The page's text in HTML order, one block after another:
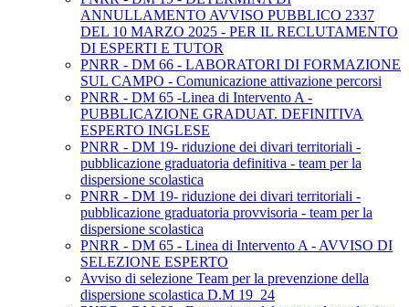
ANNULLAMENTO AVVISO PUBBLICO 2337
DEL 10 MARZO 2025 - PER IL RECLUTAMENTO
DI ESPERTI E TUTOR
PNRR - DM 66 - LABORATORI DI FORMAZIONE
SUL CAMPO - Comunicazione attivazione percorsi
PNRR - DM 65 -Linea di Intervento A -
PUBBLICAZIONE GRADUAT. DEFINITIVA
ESPERTO INGLESE
PNRR - DM 19- riduzione dei divari territoriali -
pubblicazione graduatoria definitiva - team per la
dispersione scolastica
PNRR - DM 19- riduzione dei divari territoriali -
pubblicazione graduatoria provvisoria - team per la
dispersione scolastica
PNRR - DM 65 - Linea di Intervento A - AVVISO DI
SELEZIONE ESPERTO
Avviso di selezione Team per la prevenzione della
dispersione scolastica D.M 19_24